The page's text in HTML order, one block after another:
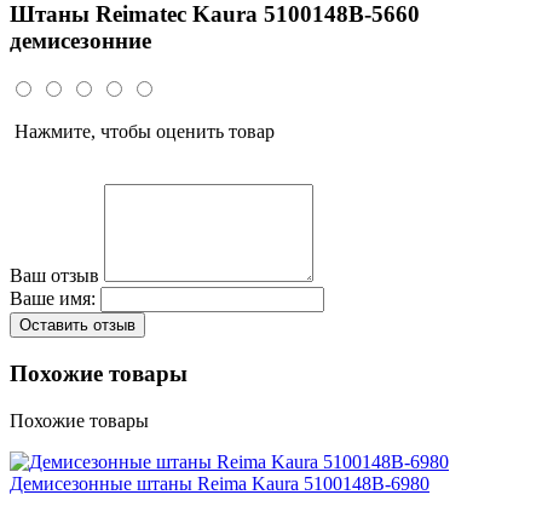
Штаны Reimatec Kaura 5100148B-5660
демисезонние
Нажмите, чтобы оценить товар
Ваш отзыв
Ваше имя:
Оставить отзыв
Похожие товары
Похожие товары
Демисезонные штаны Reima Kaura 5100148B-6980